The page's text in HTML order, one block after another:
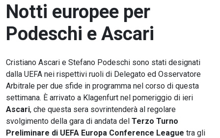
Notti europee per
Podeschi e Ascari
Cristiano Ascari e Stefano Podeschi sono stati designati
dalla UEFA nei rispettivi ruoli di Delegato ed Osservatore
Arbitrale per due sfide in programma nel corso di questa
settimana. È arrivato a Klagenfurt nel pomeriggio di ieri
Ascari, che questa sera sovrintenderà al regolare
svolgimento della gara di andata del Terzo Turno
Preliminare di UEFA Europa Conference League tra gli